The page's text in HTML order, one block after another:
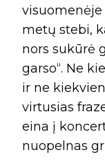
visuomenėje
metų stebi,
nors sukūrė
garso“. Ne
ir ne
virtusias
eina į
nuopelnas